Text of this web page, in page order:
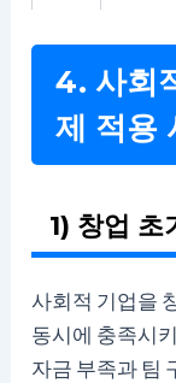
4. 사회
제 적용
1) 창업 초
사회적 기업을
동시에 충족시
자금 부족과 팀